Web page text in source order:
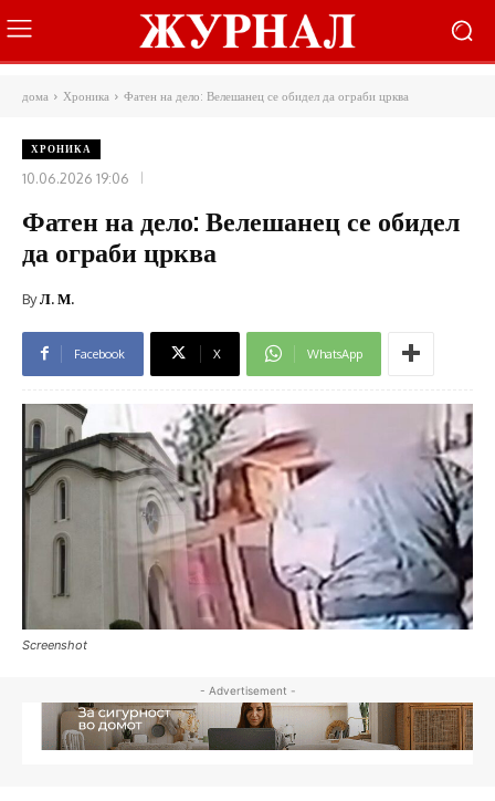
дома Хроника Фатен на дело: Велешанец се обидел да ограби црква
ХРОНИКА
10.06.2026 19:06
Фатен на дело: Велешанец се обидел
да ограби црква
ByЛ. М.
Facebook X WhatsApp
Screenshot
- Advertisement -